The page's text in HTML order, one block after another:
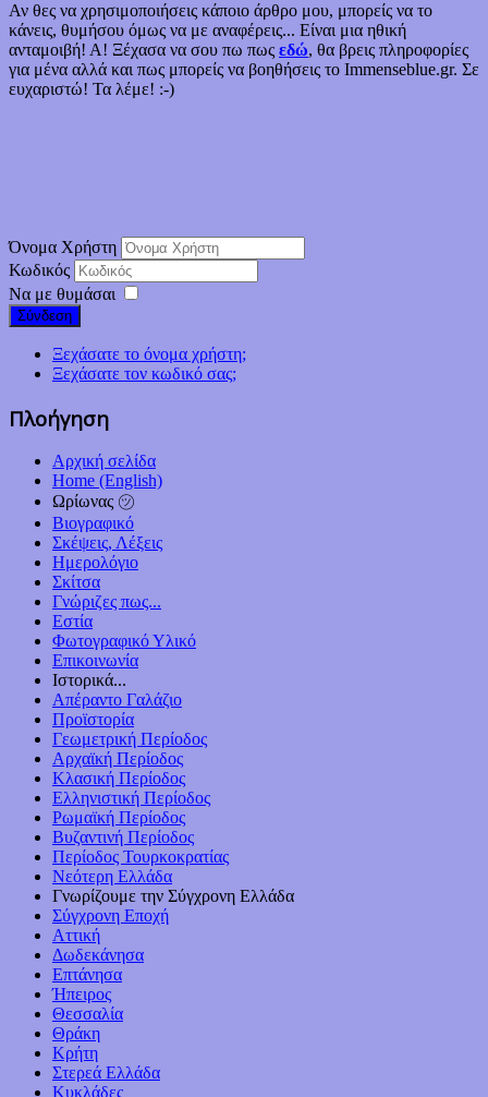
Αν θες να χρησιμοποιήσεις κάποιο άρθρο μου, μπορείς να το
κάνεις, θυμήσου όμως να με αναφέρεις... Είναι μια ηθική
ανταμοιβή! Α! Ξέχασα να σου πω πως εδώ, θα βρεις πληροφορίες
για μένα αλλά και πως μπορείς να βοηθήσεις το Immenseblue.gr. Σε
ευχαριστώ! Τα λέμε! :-)
Όνομα Χρήστη
Κωδικός
Να με θυμάσαι
Σύνδεση
Ξεχάσατε το όνομα χρήστη;
Ξεχάσατε τον κωδικό σας;
Πλοήγηση
Αρχική σελίδα
Home (English)
Ωρίωνας ㋡
Βιογραφικό
Σκέψεις, Λέξεις
Ημερολόγιο
Σκίτσα
Γνώριζες πως...
Εστία
Φωτογραφικό Υλικό
Επικοινωνία
Ιστορικά...
Απέραντο Γαλάζιο
Προϊστορία
Γεωμετρική Περίοδος
Αρχαϊκή Περίοδος
Κλασική Περίοδος
Ελληνιστική Περίοδος
Ρωμαϊκή Περίοδος
Βυζαντινή Περίοδος
Περίοδος Τουρκοκρατίας
Νεότερη Ελλάδα
Γνωρίζουμε την Σύγχρονη Ελλάδα
Σύγχρονη Εποχή
Αττική
Δωδεκάνησα
Επτάνησα
Ήπειρος
Θεσσαλία
Θράκη
Κρήτη
Στερεά Ελλάδα
Κυκλάδες